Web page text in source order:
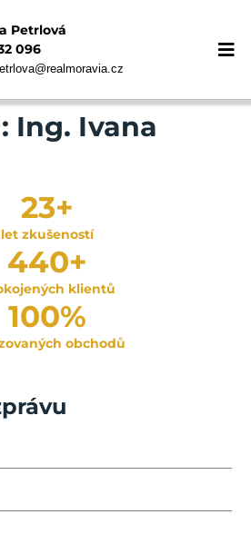
Petrlová
096
Ing. Ivana
23+
let zkušeností
450+
klientů
100%
obchodů